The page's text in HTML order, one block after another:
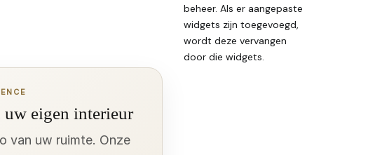
eigen interieur
van uw ruimte. Onze
beheer. Als er aangepaste
widgets zijn toegevoegd,
wordt deze vervangen
door die widgets.